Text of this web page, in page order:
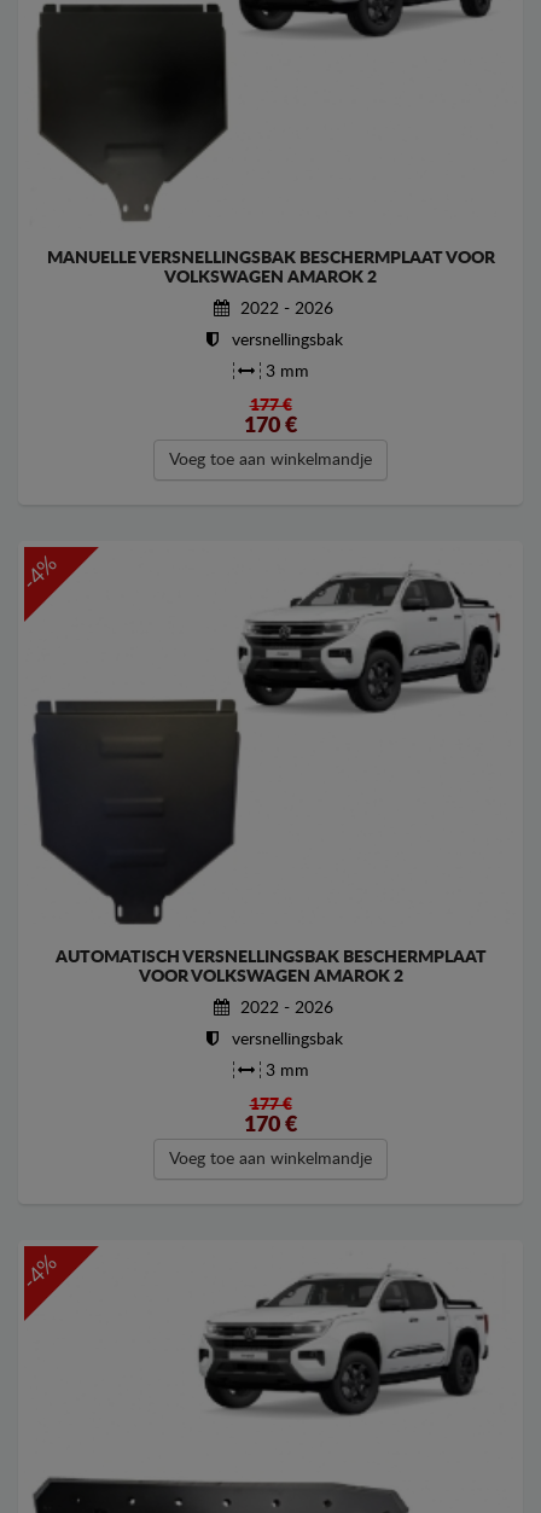
MANUELLE VERSNELLINGSBAK BESCHERMPLAAT VOOR
VOLKSWAGEN AMAROK 2
2022 - 2026
versnellingsbak
3 mm
177 €
170 €
Voeg toe aan winkelmandje
-4%
AUTOMATISCH VERSNELLINGSBAK BESCHERMPLAAT
VOOR VOLKSWAGEN AMAROK 2
2022 - 2026
versnellingsbak
3 mm
177 €
170 €
Voeg toe aan winkelmandje
-4%